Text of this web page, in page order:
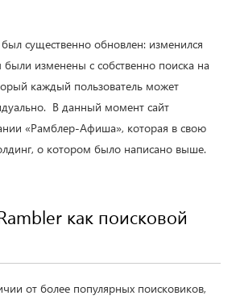
существенно обновлен: изменился
были изменены с собственно поиска на
каждый пользователь может
В данный момент сайт
«Рамблер-Афиша», которая в свою
о котором было написано выше.
как поисковой
от более популярных поисковиков,